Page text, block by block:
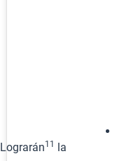
Lograrán11
la